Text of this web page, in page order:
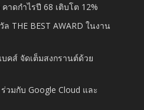
าดกำไรปี 68 เติบโต 12%
THE BEST AWARD ในงาน
คส์ จัดเต็มสงกรานต์ด้วย
ร่วมกับ Google Cloud และ